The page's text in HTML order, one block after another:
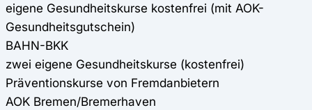
eigene Gesundheitskurse kostenfrei (mit AOK-
Gesundheitsgutschein)
BAHN-BKK
zwei eigene Gesundheitskurse (kostenfrei)
Präventionskurse von Fremdanbietern
AOK Bremen/Bremerhaven